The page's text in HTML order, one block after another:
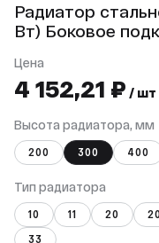
Радиатор стальной KOER 300/22/
Вт) Боковое
Цена
4 152,21 ₽ / шт
Высота радиатора, мм
200 300 400
Тип радиатора
10 11 20
33